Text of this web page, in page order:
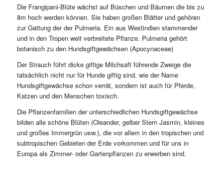
Die Frangipani-Blüte wächst auf Büschen und Bäumen die bis zu
8m hoch werden können. Sie haben großen Blätter und gehören
zur Gattung der der Pulmeria. Ein aus Westindien stammender
und in den Tropen weit verbreitete Pflanze. Pulmeria gehört
botanisch zu den Hundsgiftgewächsen (Apocynaceae)
Der Strauch führt dicke giftige Milchsaft führende Zweige die
tatsächlich nicht nur für Hunde giftig sind, wie der Name
Hundsgiftgewächse schon verrät, sondern ist auch für Pferde,
Katzen und den Menschen toxisch.
Die Pflanzenfamilien der unterschiedlichen Hundsgiftgewächse
bilden alle schöne Blüten (Oleander, gelber Stern Jasmin, kleines
und großes Immergrün usw.), die vor allem in den tropischen und
subtropischen Gebieten der Erde vorkommen und für uns in
Europa als Zimmer- oder Gartenpflanzen zu erwerben sind.